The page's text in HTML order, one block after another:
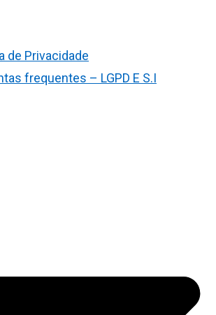
de Privacidade
frequentes – LGPD E S.I